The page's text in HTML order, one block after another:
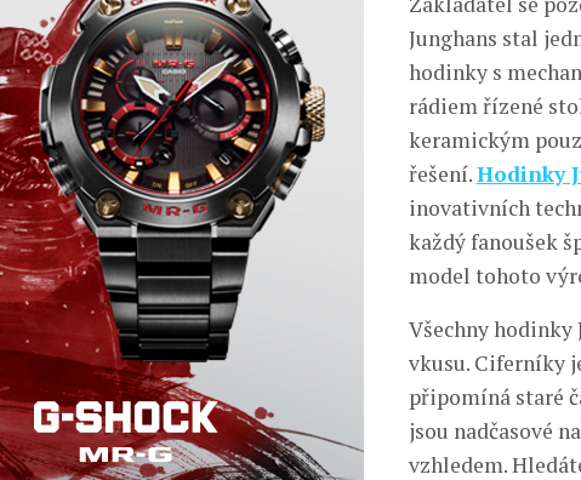
Junghans stal
hodinky s
rádiem řízené
keramickým
řešení.Hodinky
inovativních
každý fanoušek
model tohoto
Všechny hodinky
vkusu. Ciferníky
připomíná staré
jsou nadčasové
vzhledem.